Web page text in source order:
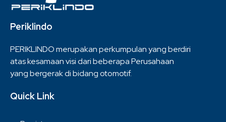
Periklindo
PERIKLINDO merupakan perkumpulan yang berdiri
atas kesamaan visi dari beberapa Perusahaan
yang bergerak di bidang otomotif.
Quick Link